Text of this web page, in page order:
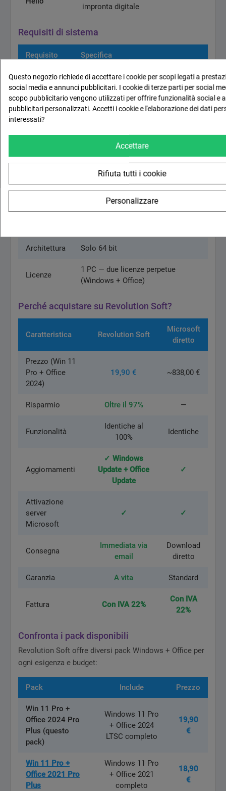
impronta digitale
Requisiti di sistema
Requisito Specifica
Processore
1 GHz o superiore, almeno 2 core,
compatibile 64 bit
RAM 4 GB minimo
(Office 2024)
Firmware UEFI con Secure Boot
TPM
Trusted Platform Module versione
Architettura Solo 64 bit
Licenze
1 PC — due licenze perpetue
(Windows + Office)
Perché acquistare su Revolution Soft?
Caratteristica Revolution Soft
Microsoft
diretto
Prezzo (Win 11
Pro + Office
2024)
19,90 € ~838,00 €
Risparmio Oltre il 97% —
Funzionalità
Identiche al
100%
Identiche
Aggiornamenti
✓ Windows
Update + Office
Update
✓
Attivazione
server
Microsoft
✓ ✓
Consegna
Immediata via
email
Download
diretto
Garanzia A vita Standard
Fattura Con IVA 22%
Con IVA
22%
Confronta i pack disponibili
Revolution Soft offre diversi pack Windows + Office per
ogni esigenza e budget:
Pack Include Prezzo
Win 11 Pro +
Office 2024 Pro
Plus (questo
pack)
Windows 11 Pro
+ Office 2024
LTSC completo
19,90
€
Win 11 Pro +
Office 2021 Pro
Plus
Windows 11 Pro
+ Office 2021
completo
18,90
€
Questo negozio richiede di accettare i cookie per scopi legati a
social media e annunci pubblicitari. I cookie di terze parti per social
scopo pubblicitario vengono utilizzati per offrire funzionalità social e
pubblicitari personalizzati. Accetti i cookie e l'elaborazione dei dati
interessati?
Accettare
Rifiuta tutti i cookie
Personalizzare